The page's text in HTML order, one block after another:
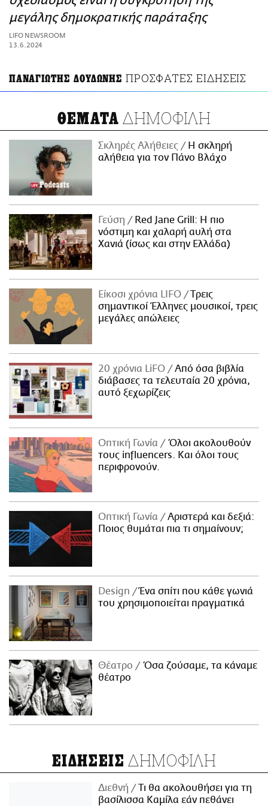
ΑΜΠΑ
PRINT
μεγάλης δημοκρατικής παράταξης
LIFO NEWSROOM
13.6.2024
ΠΑΝΑΓΙΩΤΗΣ ΔΟΥΔΩΝΗΣ ΠΡΟΣΦΑΤΕΣ ΕΙΔΗΣΕΙΣ
ΘΕΜΑΤΑ ΔΗΜΟΦΙΛΗ
Σκληρές Αλήθειες
H σκληρή
αλήθεια για τον Πάνο Βλάχο
Γεύση
Red Jane Grill: Η πιο
νόστιμη και χαλαρή αυλή στα
Χανιά (ίσως και στην Ελλάδα)
Είκοσι χρόνια LIFO
Tρεις
σημαντικοί Έλληνες μουσικοί, τρεις
μεγάλες απώλειες
20 χρόνια LiFO
Από όσα βιβλία
διάβασες τα τελευταία 20 χρόνια,
αυτό ξεχωρίζεις
Οπτική Γωνία
Όλοι ακολουθούν
τους influencers. Και όλοι τους
περιφρονούν.
Οπτική Γωνία
Αριστερά και δεξιά:
Ποιος θυμάται πια τι σημαίνουν;
Design
Ένα σπίτι που κάθε γωνιά
του χρησιμοποιείται πραγματικά
Θέατρο
Όσα ζούσαμε, τα κάναμε
θέατρο
ΕΙΔΗΣΕΙΣ ΔΗΜΟΦΙΛΗ
Διεθνή
Τι θα ακολουθήσει για τη
βασίλισσα Καμίλα εάν πεθάνει